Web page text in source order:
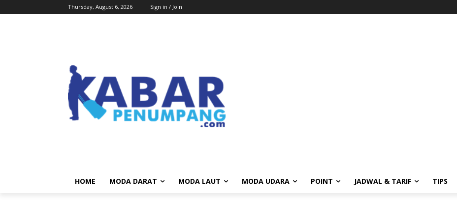
Thursday, August 6, 2026 Sign in / Join
HOME MODA DARAT MODA LAUT MODA UDARA POINT JADWAL & TARIF TIPS